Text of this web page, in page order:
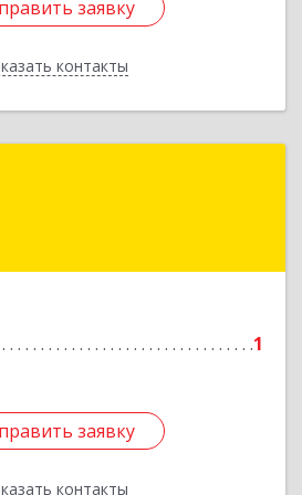
заявку
контакты
заявку
Назад
1
заявку
контакты
обл, Рыбинский р-н,
заявку
Назад